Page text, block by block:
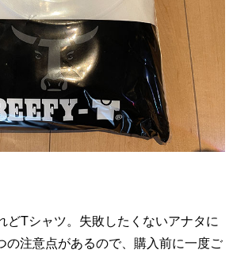
どTシャツ。失敗したくないアナタに
の注意点があるので、購入前に一度ご